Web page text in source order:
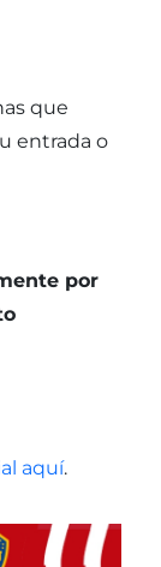
que
entrada o
por
aquí.